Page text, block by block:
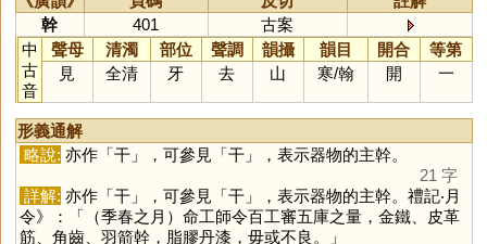
幹
401
古案
中
古
音
聲母 清濁 部位 聲調 韻攝 韻目 開合
等第
見
全清 牙 去 山 寒/翰 開 一
形義通解
略說: 亦作「 干」，可參見「 干」，表示器物的主幹。
21 字
詳解: 亦作「 干」，可參見「 干」，表示器物的主幹。禮記‧月
令》：「（季春之月）命工師令百工審五庫之量，金鐵、皮革
筋、角齒、羽箭幹，脂膠丹漆，毋或不良。」